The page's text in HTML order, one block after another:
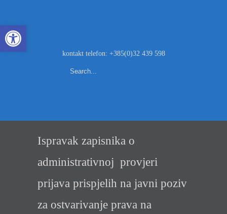
Open toolbar
kontakt telefon: +385(0)32 439 598
Ispravak zapisnika o
administrativnoj provjeri
prijava prispjelih na javni poziv
za ostvarivanje prava na